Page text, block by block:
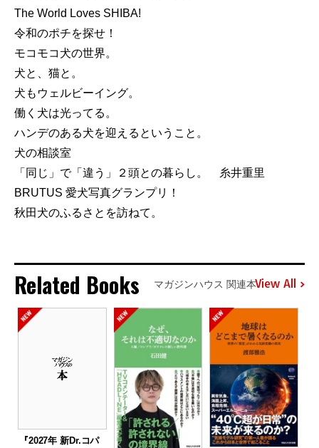
The World Loves SHIBA!
令和のポチを探せ！
モコモコ犬の世界。
犬と、猫と。
犬もウェルビーイング。
働く犬は光ってる。
ハンデのある犬を迎えるということ。
犬の相談室
「同じ」で「違う」２頭との暮らし。 糸井重里
BRUTUS 愛犬写真グランプリ！
秋田犬のふるさとを訪ねて。
Related Books マガジンハウス 関連本View All
『2027年 新Dr.コパ